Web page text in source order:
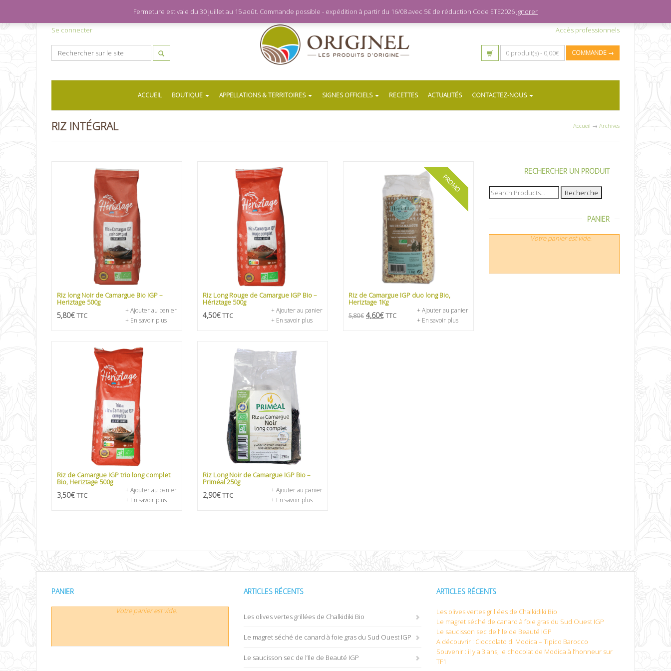
Se connecter Accès professionnels
0 produit(s) - 0,00€ COMMANDE →
ACCUEIL BOUTIQUE APPELLATIONS & TERRITOIRES SIGNES OFFICIELS RECETTES ACTUALITÉS CONTACTEZ-NOUS
RIZ INTÉGRAL Accueil → Archives
Riz long Noir de Camargue Bio IGP –
Heriztage 500g
5,80€ TTC
+ Ajouter au panier
+ En savoir plus
Riz Long Rouge de Camargue IGP Bio –
Hériztage 500g
4,50€ TTC
+ Ajouter au panier
+ En savoir plus
PROMO
Riz de Camargue IGP duo long Bio,
Heriztage 1Kg
5,80€ 4,60€ TTC
+ Ajouter au panier
+ En savoir plus
Riz de Camargue IGP trio long complet
Bio, Heriztage 500g
3,50€ TTC
+ Ajouter au panier
+ En savoir plus
Riz Long Noir de Camargue IGP Bio –
Priméal 250g
2,90€ TTC
+ Ajouter au panier
+ En savoir plus
RECHERCHER UN PRODUIT
Recherche
pour :
PANIER
Votre panier est vide.
PANIER
Votre panier est vide.
ARTICLES RÉCENTS
Les olives vertes grillées de Chalkidiki Bio
Le magret séché de canard à foie gras du Sud Ouest IGP
Le saucisson sec de l’Ile de Beauté IGP
ARTICLES RÉCENTS
Les olives vertes grillées de Chalkidiki Bio
Le magret séché de canard à foie gras du Sud Ouest IGP
Le saucisson sec de l’Ile de Beauté IGP
A découvrir : Cioccolato di Modica – Tipico Barocco
Souvenir : il y a 3 ans, le chocolat de Modica à l’honneur sur
TF1
Fermeture estivale du 30 juillet au 15 août. Commande possible - expédition à partir du 16/08 avec 5€ de réduction Code ETE2026 Ignorer